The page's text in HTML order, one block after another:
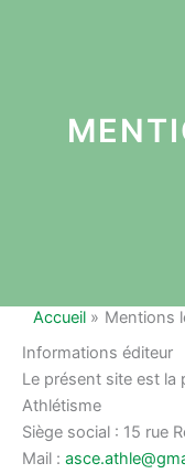
Accueil
Mentions
Informations éditeur
Le présent site est la
Athlétisme
Siège social : 15 rue
Mail :